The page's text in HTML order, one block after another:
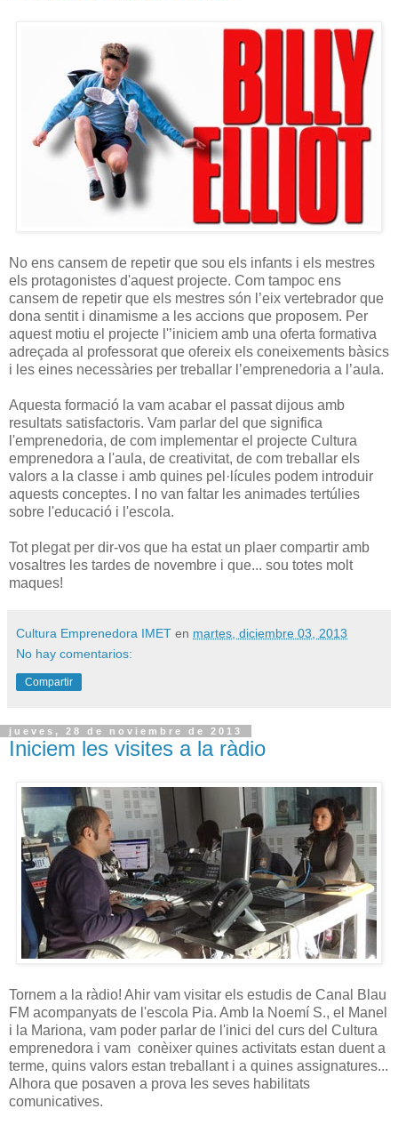
No ens cansem de repetir que sou els infants i els mestres
els protagonistes d'aquest projecte. Com tampoc ens
cansem de repetir que els mestres són l’eix vertebrador que
dona sentit i dinamisme a les accions que proposem. Per
aquest motiu el projecte l'’iniciem amb una oferta formativa
adreçada al professorat que ofereix els coneixements bàsics
i les eines necessàries per treballar l’emprenedoria a l’aula.
Aquesta formació la vam acabar el passat dijous amb
resultats satisfactoris. Vam parlar del que significa
l'emprenedoria, de com implementar el projecte Cultura
emprenedora a l'aula, de creativitat, de com treballar els
valors a la classe i amb quines pel·lícules podem introduir
aquests conceptes. I no van faltar les animades tertúlies
sobre l'educació i l'escola.
Tot plegat per dir-vos que ha estat un plaer compartir amb
vosaltres les tardes de novembre i que... sou totes molt
maques!
Cultura Emprenedora IMET en martes, diciembre 03, 2013
No hay comentarios:
Compartir
jueves, 28 de noviembre de 2013
Iniciem les visites a la ràdio
Tornem a la ràdio! Ahir vam visitar els estudis de Canal Blau
FM acompanyats de l'escola Pia. Amb la Noemí S., el Manel
i la Mariona, vam poder parlar de l'inici del curs del Cultura
emprenedora i vam conèixer quines activitats estan duent a
terme, quins valors estan treballant i a quines assignatures...
Alhora que posaven a prova les seves habilitats
comunicatives.